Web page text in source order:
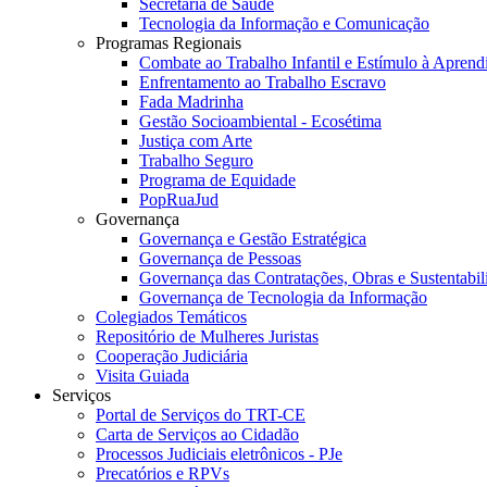
Secretaria de Saúde
Tecnologia da Informação e Comunicação
Programas Regionais
Combate ao Trabalho Infantil e Estímulo à
Enfrentamento ao Trabalho Escravo
Fada Madrinha
Gestão Socioambiental - Ecosétima
Justiça com Arte
Trabalho Seguro
Programa de Equidade
PopRuaJud
Governança
Governança e Gestão Estratégica
Governança de Pessoas
Governança das Contratações, Obras e
Governança de Tecnologia da Informação
Colegiados Temáticos
Repositório de Mulheres Juristas
Cooperação Judiciária
Visita Guiada
Serviços
Portal de Serviços do TRT-CE
Carta de Serviços ao Cidadão
Processos Judiciais eletrônicos - PJe
Precatórios e RPVs